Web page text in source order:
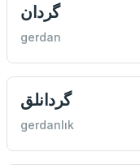
گردان
gerdan
گردانلق
gerdanlık